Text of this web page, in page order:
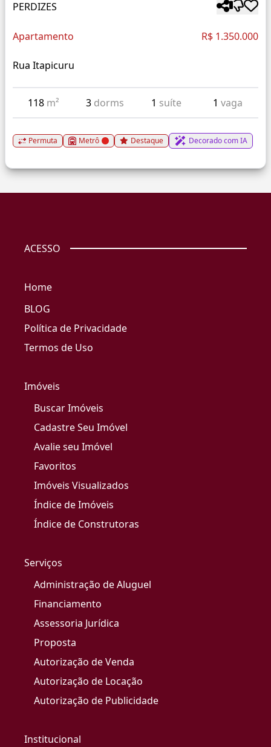
PERDIZES
Apartamento R$ 1.350.000
Rua Itapicuru
118 m² 3 dorms 1 suíte 1 vaga
Permuta Metrô Destaque Decorado com IA
ACESSO
Home
BLOG
Política de Privacidade
Termos de Uso
Imóveis
Buscar Imóveis
Cadastre Seu Imóvel
Avalie seu Imóvel
Favoritos
Imóveis Visualizados
Índice de Imóveis
Índice de Construtoras
Serviços
Administração de Aluguel
Financiamento
Assessoria Jurídica
Proposta
Autorização de Venda
Autorização de Locação
Autorização de Publicidade
Institucional